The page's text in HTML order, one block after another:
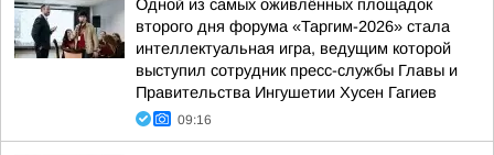
Одной из самых оживлённых площадок
второго дня форума «Таргим-2026» стала
интеллектуальная игра, ведущим которой
выступил сотрудник пресс-службы Главы и
Правительства Ингушетии Хусен Гагиев
09:16